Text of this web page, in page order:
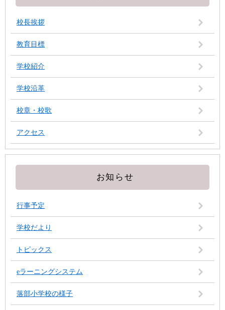
校長挨拶
教育目標
学校紹介
学校沿革
校章・校歌
アクセス
お知らせ
行事予定
学校だより
トピックス
eラーニングシステム
落部小学校の様子